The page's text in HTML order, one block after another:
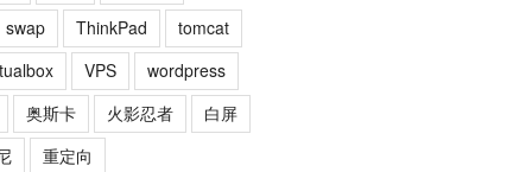
swap ThinkPad
tomcat
VPS
wordpress
奥斯卡 火影忍者
白屏
重定向